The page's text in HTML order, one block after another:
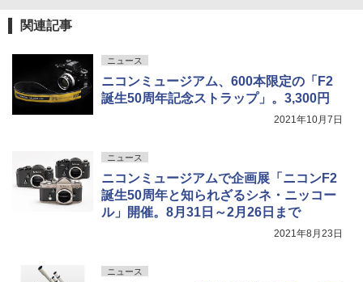
関連記事
ニュース
ニコンミュージアム、600本限定の「F2
誕生50周年記念ストラップ」。3,300円
2021年10月7日
ニュース
ニコンミュージアムで企画展「ニコンF2
誕生50周年と知られざるシネ・ニッコー
ル」開催。8月31日～2月26日まで
2021年8月23日
ニュース